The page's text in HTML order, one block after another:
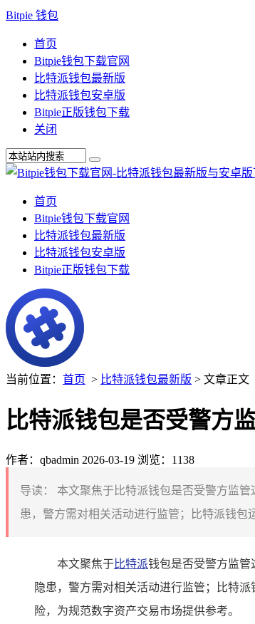
Bitpie 钱包
首页
Bitpie钱包下载官网
比特派钱包最新版
比特派钱包安卓版
Bitpie正版钱包下载
关闭
首页
Bitpie钱包下载官网
比特派钱包最新版
比特派钱包安卓版
Bitpie正版钱包下载
当前位置： 首页 > 比特派钱包最新版 > 文章正文
比特派钱包是否受警方
作者：qbadmin 2026-03-19 浏览：1138
导读：
本文聚焦于比特派钱包是否受警方监
患，警方需对相关活动进行监管；比特派钱
本文聚焦于比特派钱包是否受警方监管
隐患，警方需对相关活动进行监管；比特
险，为规范数字资产交易市场提供参考。